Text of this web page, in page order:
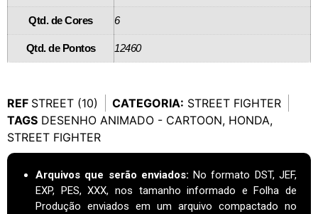
Qtd. de Cores 6
Qtd. de Pontos 12460
REF STREET (10) CATEGORIA: STREET FIGHTER
TAGS DESENHO ANIMADO - CARTOON, HONDA,
STREET FIGHTER
Arquivos que serão enviados: No formato DST, JEF,
EXP, PES, XXX, nos tamanho informado e Folha de
Produção enviados em um arquivo compactado no